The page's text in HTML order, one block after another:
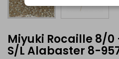
Miyuki Rocaille 8/
S/L Alabaster 8-